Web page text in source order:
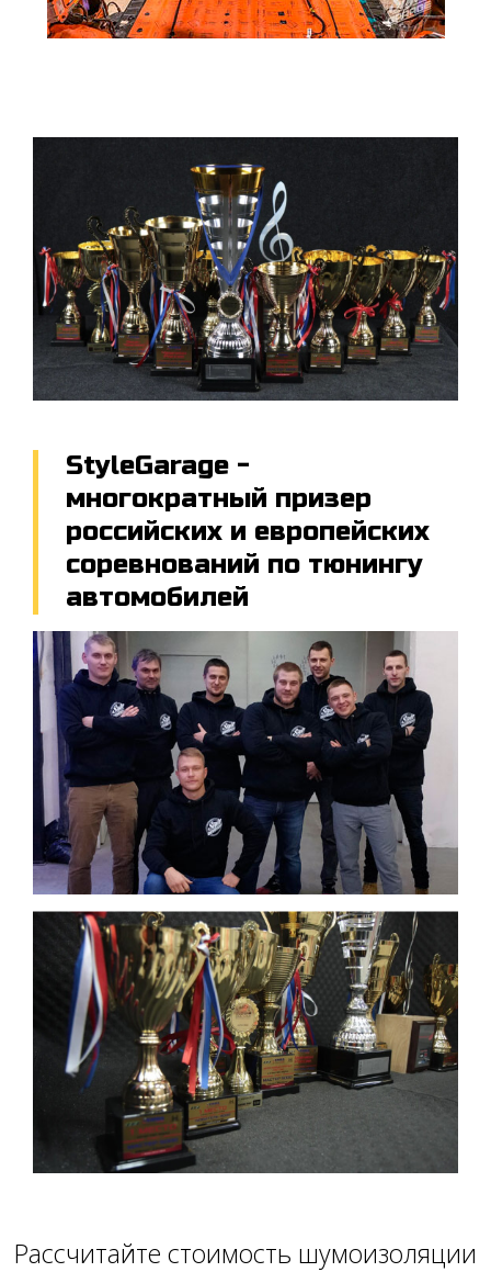
StyleGarage -
многократный призер
российских и европейских
соревнований по тюнингу
автомобилей
Расcчитайте стоимость шумоизоляции